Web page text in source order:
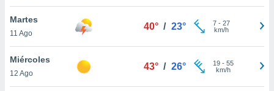
Martes
11 Ago
40° / 23° 7- 27
km/h
Miércoles
12 Ago
43° / 26° 19- 55
km/h